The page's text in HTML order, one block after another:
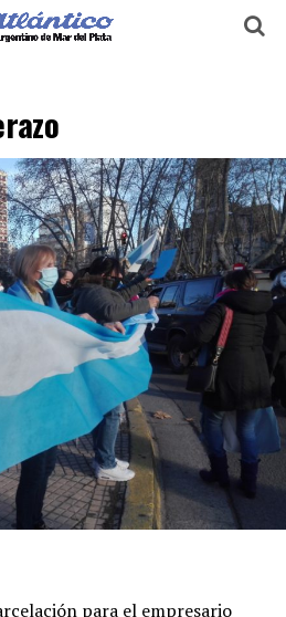
para el empresario